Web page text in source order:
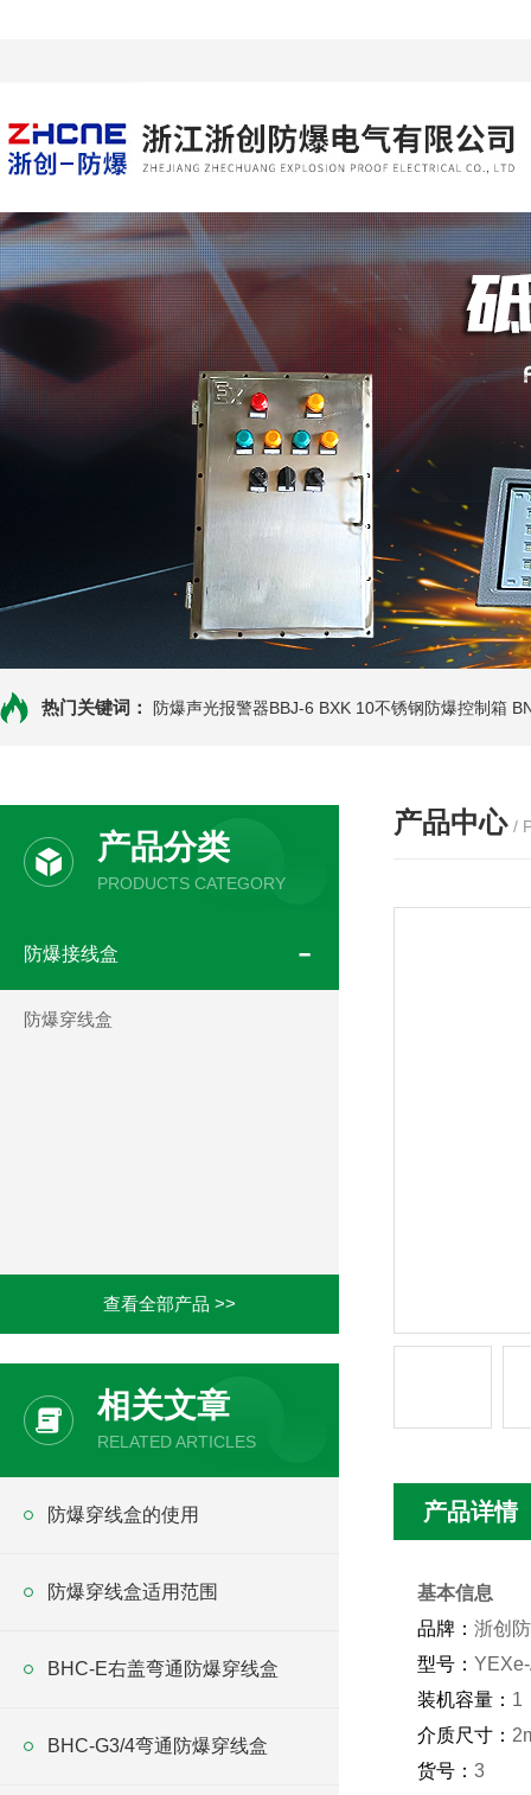
热门关键词： 防爆声光报警器BBJ-6 BXK 10不锈钢防爆控制箱
产品分类
PRODUCTS CATEGORY
防爆接线盒
防爆穿线盒
查看全部产品 >>
相关文章
RELATED ARTICLES
防爆穿线盒的使用
防爆穿线盒适用范围
BHC-E右盖弯通防爆穿线盒
BHC-G3/4弯通防爆穿线盒
产品中心 /
产品详情
基本信息
品牌： 浙创
型号：
装机容量： 1
介质尺寸：
货号： 3